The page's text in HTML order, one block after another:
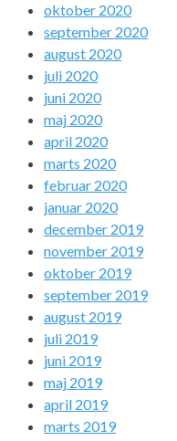
oktober 2020
september 2020
august 2020
juli 2020
juni 2020
maj 2020
april 2020
marts 2020
februar 2020
januar 2020
december 2019
november 2019
oktober 2019
september 2019
august 2019
juli 2019
juni 2019
maj 2019
april 2019
marts 2019